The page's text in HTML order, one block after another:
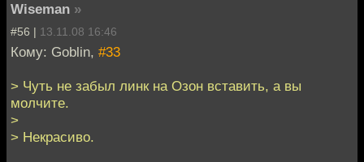
Wiseman »
#56 | 13.11.08 16:46
Кому: Goblin, #33
> Чуть не забыл линк на Озон вставить, а вы
молчите.
>
> Некрасиво.